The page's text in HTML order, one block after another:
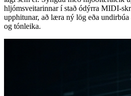
hljómsveitarinnar í stað ódýrra MIDI-
upphitunar, að læra ný lög eða
og tónleika.